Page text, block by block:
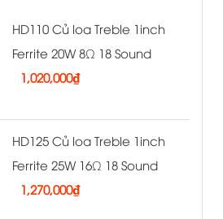
HD110 Củ loa Treble 1inch
Ferrite 20W 8Ω 18 Sound
1,020,000₫
HD125 Củ loa Treble 1inch
Ferrite 25W 16Ω 18 Sound
1,270,000₫